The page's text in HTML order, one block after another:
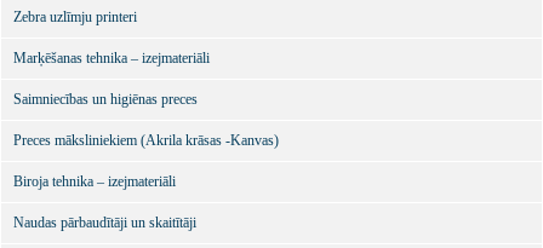
Zebra uzlīmju printeri
Marķēšanas tehnika – izejmateriāli
Saimniecības un higiēnas preces
Preces māksliniekiem (Akrila krāsas -Kanvas)
Biroja tehnika – izejmateriāli
Naudas pārbaudītāji un skaitītāji